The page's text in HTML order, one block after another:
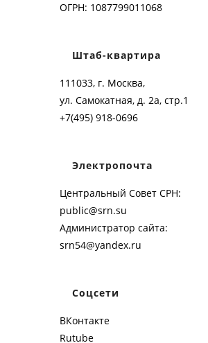
ОГРН: 1087799011068
Штаб-квартира
111033, г. Москва,
ул. Самокатная, д. 2а, стр.1
+7(495) 918-0696
Электропочта
Центральный Совет СРН:
public@srn.su
Администратор сайта:
srn54@yandex.ru
Соцсети
ВКонтакте
Rutube